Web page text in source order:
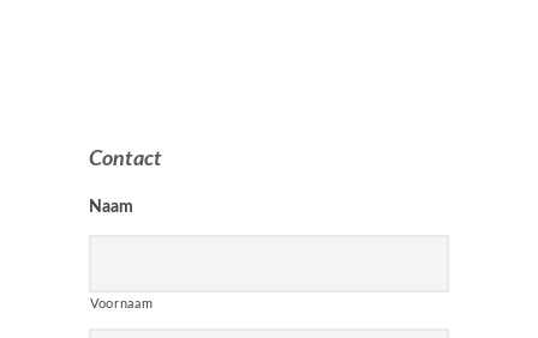
Contact
Naam
Voornaam
Uren
Minuten
Uren
Minuten